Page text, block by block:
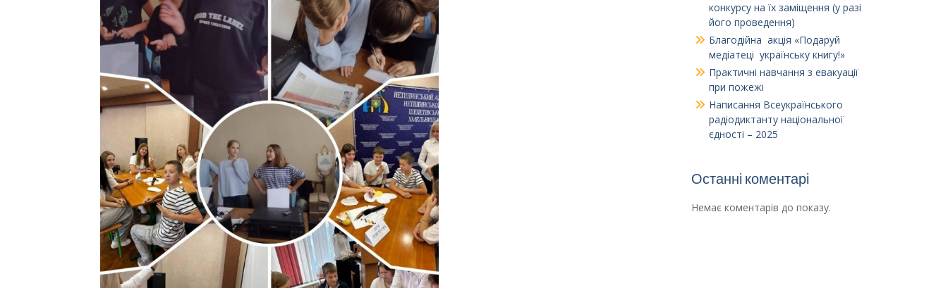
конкурсу на їх заміщення (у разі
його проведення)
Благодійна акція «Подаруй
медіатеці українську книгу!»
Практичні навчання з евакуації
при пожежі
Написання Всеукраїнського
радіодиктанту національної
єдності – 2025
Останні коментарі
Немає коментарів до показу.